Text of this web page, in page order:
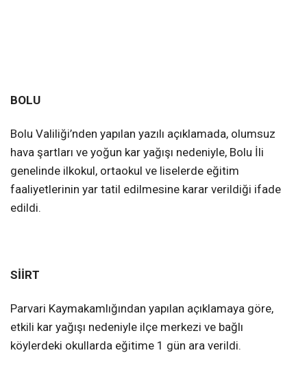
BOLU
Bolu Valiliği’nden yapılan yazılı açıklamada, olumsuz
hava şartları ve yoğun kar yağışı nedeniyle, Bolu İli
genelinde ilkokul, ortaokul ve liselerde eğitim
faaliyetlerinin yar tatil edilmesine karar verildiği ifade
edildi.
SİİRT
Parvari Kaymakamlığından yapılan açıklamaya göre,
etkili kar yağışı nedeniyle ilçe merkezi ve bağlı
köylerdeki okullarda eğitime 1 gün ara verildi.